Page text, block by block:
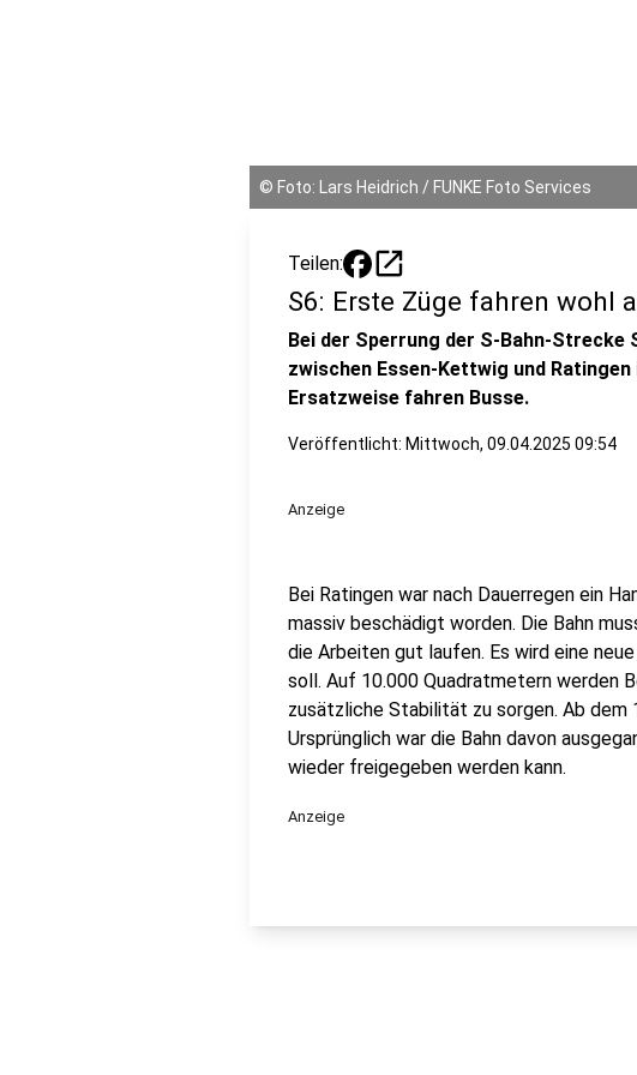
© Foto: Lars Heidrich / FUNKE Foto Services
Teilen: open_in_new
S6: Erste Züge fahren wohl
Bei der Sperrung der S-Bahn-Strecke
zwischen Essen-Kettwig und
Ersatzweise fahren Busse.
Veröffentlicht: Mittwoch, 09.04.2025 09:54
Anzeige
Bei Ratingen war nach Dauerregen ein
massiv beschädigt worden. Die Bahn
die Arbeiten gut laufen. Es wird eine
soll. Auf 10.000 Quadratmetern werden
zusätzliche Stabilität zu sorgen. Ab dem
Ursprünglich war die Bahn davon
wieder freigegeben werden kann.
Anzeige